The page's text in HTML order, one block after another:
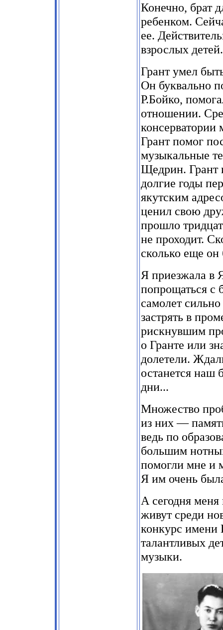
Конечно, брат
ребенком.
ее.
взрослых детей.
Грант умел
Он буквально
Р.Бойко,
отношении.
Грант помог
музыкальные
Щедрин. Грант
долгие годы
якутским
ценил свою
прошло
не проходит.
сколько еще
Я приезжала в
попрощаться с
самолет
застрять в
рискнувшим
о Гранте или
долетели.
останется наш
дни...
Множество
из них —
ведь по
большим
помогли мне и
Я им очень
А сегодня меня
живут среди
конкурс имени
талантливых
музыки.